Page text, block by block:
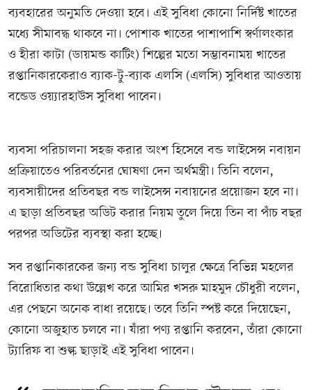
ব্যবহারের অনুমতি দেওয়া হবে। এই সুবিধা কোনো নির্দিষ্ট খাতের
মধ্যে সীমাবদ্ধ থাকবে না। পোশাক খাতের পাশাপাশি স্বর্ণালংকার
ও হীরা কাটা (ডায়মন্ড কাটিং) শিল্পের মতো সম্ভাবনাময় খাতের
রপ্তানিকারকেরাও ব্যাক-টু-ব্যাক এলসি (এলসি) সুবিধার আওতায়
বন্ডেড ওয়্যারহাউস সুবিধা পাবেন।
ব্যবসা পরিচালনা সহজ করার অংশ হিসেবে বন্ড লাইসেন্স নবায়ন
প্রক্রিয়াতেও পরিবর্তনের ঘোষণা দেন অর্থমন্ত্রী। তিনি বলেন,
ব্যবসায়ীদের প্রতিবছর বন্ড লাইসেন্স নবায়নের প্রয়োজন হবে না।
এ ছাড়া প্রতিবছর অডিট করার নিয়ম তুলে দিয়ে তিন বা পাঁচ বছর
পরপর অডিটের ব্যবস্থা করা হচ্ছে।
সব রপ্তানিকারকের জন্য বন্ড সুবিধা চালুর ক্ষেত্রে বিভিন্ন মহলের
বিরোধিতার কথা উল্লেখ করে আমির খসরু মাহমুদ চৌধুরী বলেন,
এর পেছনে অনেক বাধা রয়েছে। তবে তিনি স্পষ্ট করে দিয়েছেন,
কোনো অজুহাত চলবে না। যাঁরা পণ্য রপ্তানি করবেন, তাঁরা কোনো
ট্যারিফ বা শুল্ক ছাড়াই এই সুবিধা পাবেন।